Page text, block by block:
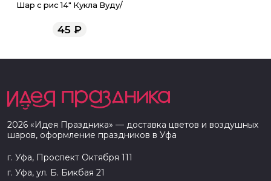
Шар с рис 14" Кукла Вуду/
45 ₽
2026 «Идея Праздника» — доставка цветов и воздушных
шаров, оформление праздников в Уфа
г. Уфа, Проспект Октября 111
г. Уфа, ул. Б. Бикбая 21